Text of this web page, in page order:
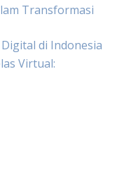
Transformasi
di Indonesia
Virtual: